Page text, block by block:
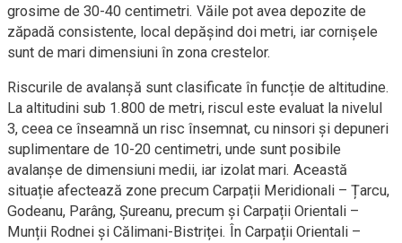
grosime de 30-40 centimetri. Văile pot avea depozite de
zăpadă consistente, local depășind doi metri, iar cornișele
sunt de mari dimensiuni în zona crestelor.
Riscurile de avalanșă sunt clasificate în funcție de altitudine.
La altitudini sub 1.800 de metri, riscul este evaluat la nivelul
3, ceea ce înseamnă un risc însemnat, cu ninsori și depuneri
suplimentare de 10-20 centimetri, unde sunt posibile
avalanșe de dimensiuni medii, iar izolat mari. Această
situație afectează zone precum Carpații Meridionali – Țarcu,
Godeanu, Parâng, Șureanu, precum și Carpații Orientali –
Munții Rodnei și Călimani-Bistriței. În Carpații Orientali –